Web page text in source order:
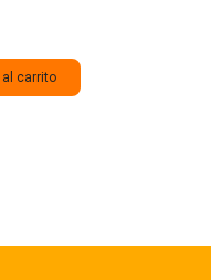
al carrito